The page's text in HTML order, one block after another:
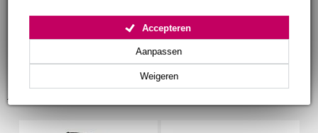
Weigeren
Aanpassen
Accepteren